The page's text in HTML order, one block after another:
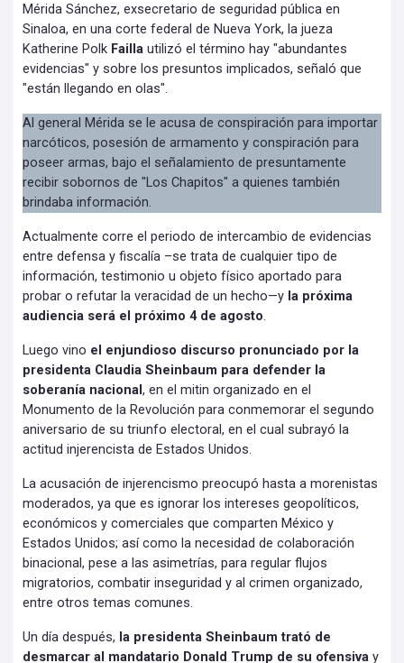
Mérida Sánchez, exsecretario de seguridad pública en
Sinaloa, en una corte federal de Nueva York, la jueza
Katherine Polk Failla utilizó el término hay "abundantes
evidencias" y sobre los presuntos implicados, señaló que
"están llegando en olas".
Al general Mérida se le acusa de conspiración para importar
narcóticos, posesión de armamento y conspiración para
poseer armas, bajo el señalamiento de presuntamente
recibir sobornos de "Los Chapitos" a quienes también
brindaba información.
Actualmente corre el periodo de intercambio de evidencias
entre defensa y fiscalía –se trata de cualquier tipo de
información, testimonio u objeto físico aportado para
probar o refutar la veracidad de un hecho—y la próxima
audiencia será el próximo 4 de agosto.
Luego vino el enjundioso discurso pronunciado por la
presidenta Claudia Sheinbaum para defender la
soberanía nacional , en el mitin organizado en el
Monumento de la Revolución para conmemorar el segundo
aniversario de su triunfo electoral, en el cual subrayó la
actitud injerencista de Estados Unidos.
La acusación de injerencismo preocupó hasta a morenistas
moderados, ya que es ignorar los intereses geopolíticos,
económicos y comerciales que comparten México y
Estados Unidos; así como la necesidad de colaboración
binacional, pese a las asimetrías, para regular flujos
migratorios, combatir inseguridad y al crimen organizado,
entre otros temas comunes.
Un día después, la presidenta Sheinbaum trató de
desmarcar al mandatario Donald Trump de su ofensiva y